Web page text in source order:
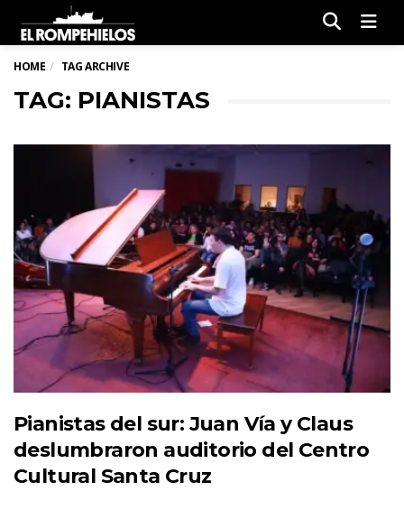
HOME TAG ARCHIVE
TAG: PIANISTAS
Pianistas del sur: Juan Vía y Claus
deslumbraron auditorio del Centro
Cultural Santa Cruz